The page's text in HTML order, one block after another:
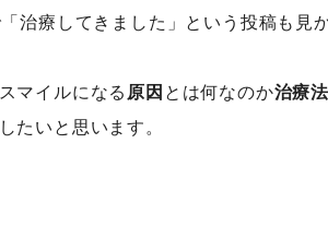
治療してきました」という投稿も見
マイルになる 原因 とは何なのか治療法
たいと思います。